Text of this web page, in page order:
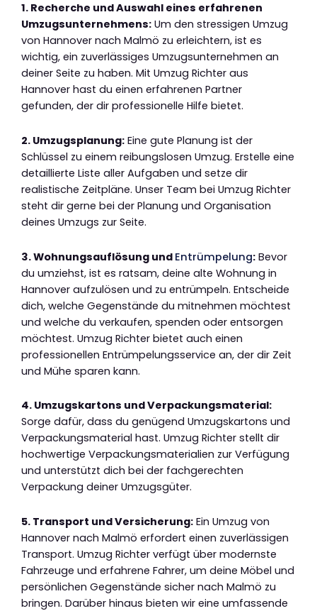
1. Recherche und Auswahl eines erfahrenen
Umzugsunternehmens: Um den stressigen Umzug
von Hannover nach Malmö zu erleichtern, ist es
wichtig, ein zuverlässiges Umzugsunternehmen an
deiner Seite zu haben. Mit Umzug Richter aus
Hannover hast du einen erfahrenen Partner
gefunden, der dir professionelle Hilfe bietet.
2. Umzugsplanung: Eine gute Planung ist der
Schlüssel zu einem reibungslosen Umzug. Erstelle eine
detaillierte Liste aller Aufgaben und setze dir
realistische Zeitpläne. Unser Team bei Umzug Richter
steht dir gerne bei der Planung und Organisation
deines Umzugs zur Seite.
3. Wohnungsauflösung und Entrümpelung: Bevor
du umziehst, ist es ratsam, deine alte Wohnung in
Hannover aufzulösen und zu entrümpeln. Entscheide
dich, welche Gegenstände du mitnehmen möchtest
und welche du verkaufen, spenden oder entsorgen
möchtest. Umzug Richter bietet auch einen
professionellen Entrümpelungsservice an, der dir Zeit
und Mühe sparen kann.
4. Umzugskartons und Verpackungsmaterial:
Sorge dafür, dass du genügend Umzugskartons und
Verpackungsmaterial hast. Umzug Richter stellt dir
hochwertige Verpackungsmaterialien zur Verfügung
und unterstützt dich bei der fachgerechten
Verpackung deiner Umzugsgüter.
5. Transport und Versicherung: Ein Umzug von
Hannover nach Malmö erfordert einen zuverlässigen
Transport. Umzug Richter verfügt über modernste
Fahrzeuge und erfahrene Fahrer, um deine Möbel und
persönlichen Gegenstände sicher nach Malmö zu
bringen. Darüber hinaus bieten wir eine umfassende